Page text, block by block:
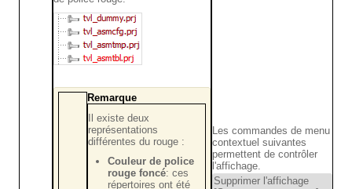
Remarque
Il existe deux
représentations
différentes du rouge :
Couleur de police
rouge foncé: ces
répertoires ont été
Les commandes de menu
contextuel suivantes
permettent de contrôler
l'affichage.
Supprimer l'affichage